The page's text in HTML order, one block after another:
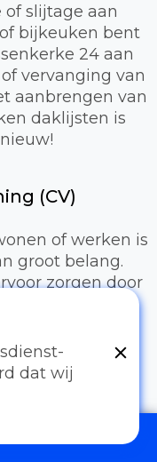
slijtage aan
bijkeuken bent
24 aan
vervanging van
aanbrengen van
daklijsten is
(CV)
of werken is
groot belang.
zorgen door
installeren van
dat wij